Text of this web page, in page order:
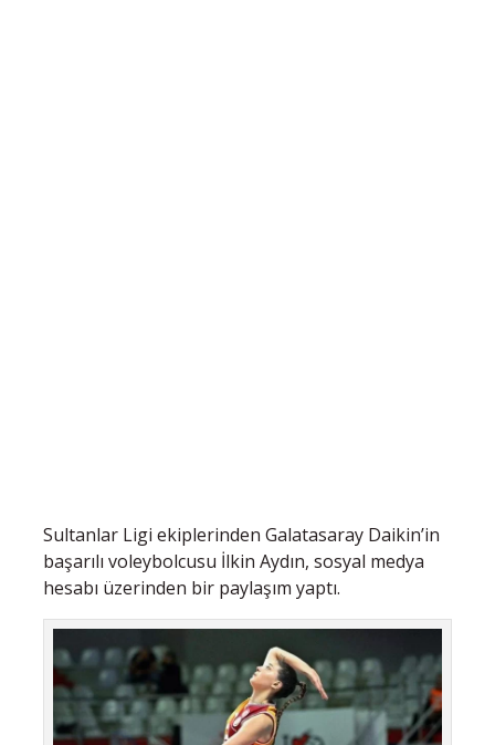
Sultanlar Ligi ekiplerinden Galatasaray Daikin’in
başarılı voleybolcusu İlkin Aydın, sosyal medya
hesabı üzerinden bir paylaşım yaptı.